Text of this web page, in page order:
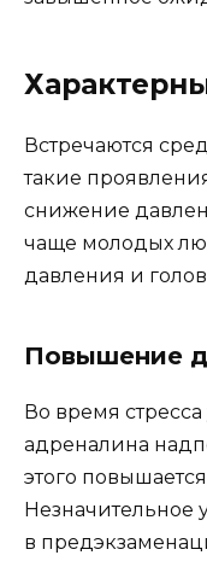
Встречаются
такие
снижение
чаще молодых
давления и
Повышение
Во время
адреналина
этого
Незначительное
в